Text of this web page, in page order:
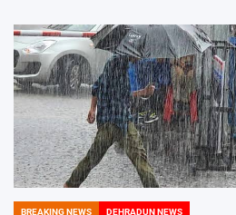
BREAKING NEWS DEHRADUN NEWS